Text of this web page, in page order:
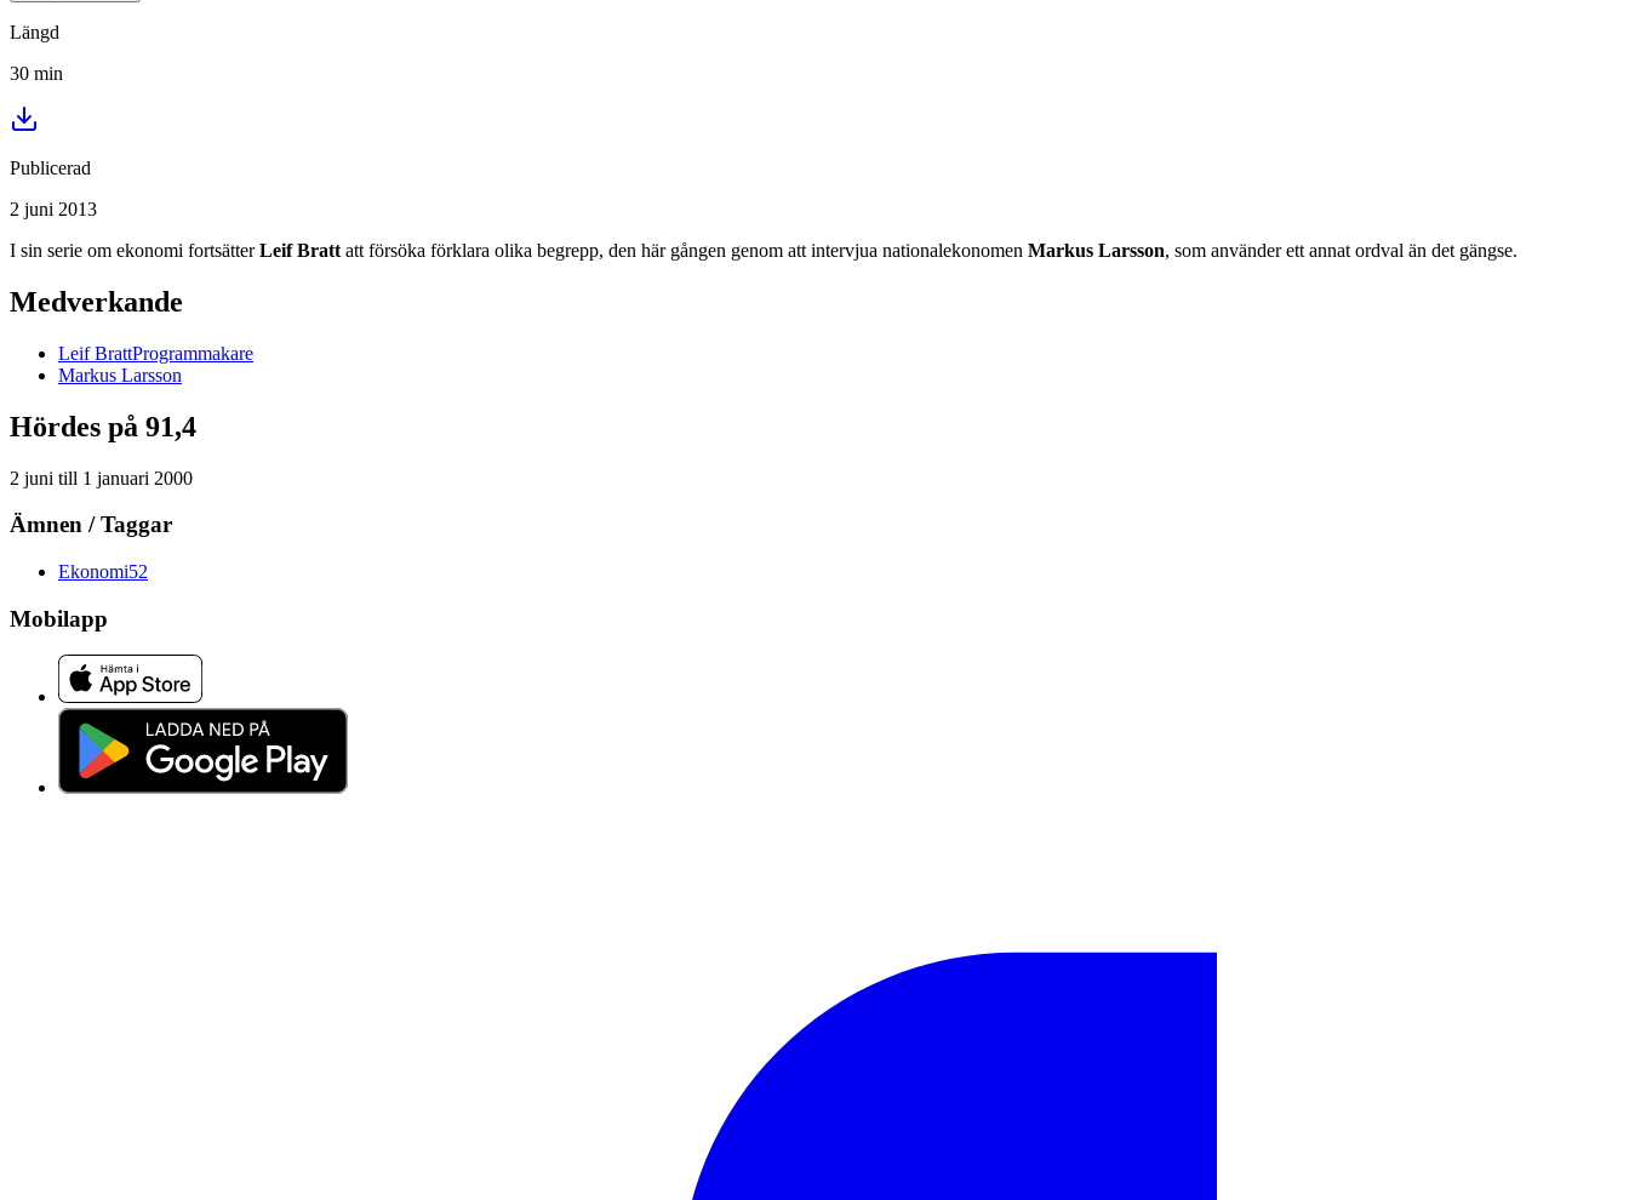
Längd
30 min
Publicerad
2 juni 2013
I sin serie om ekonomi fortsätterLeif Bratt att försöka förklara olika begrepp, den här gången genom att intervjua nationalekonomen Markus Larsson, som använder ett annat ordval än det gängse.
Medverkande
Leif BrattProgrammakare
Markus Larsson
Hördes på 91,4
2 juni till 1 januari 2000
Ämnen / Taggar
Ekonomi52
Mobilapp